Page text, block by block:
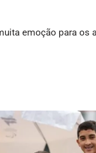
emoção para os